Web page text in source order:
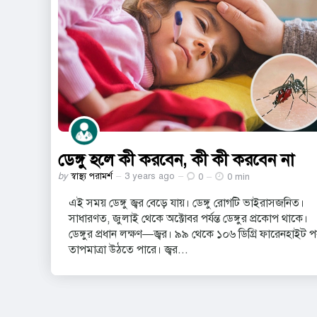
ডেঙ্গু হলে কী করবেন, কী কী করবেন না
Posted
by স্বাস্থ্য পরামর্শ 3 years ago 0 0 min
এই সময় ডেঙ্গু জ্বর বেড়ে যায়। ডেঙ্গু রোগটি ভাইরাসজনিত।
সাধারণত, জুলাই থেকে অক্টোবর পর্যন্ত ডেঙ্গুর প্রকোপ থাকে।
ডেঙ্গুর প্রধান লক্ষণ—জ্বর। ৯৯ থেকে ১০৬ ডিগ্রি ফারেনহাইট
তাপমাত্রা উঠতে পারে। জ্বর...